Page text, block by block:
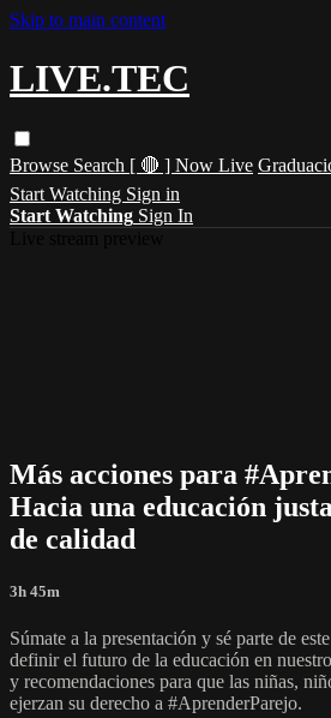
Skip to main content
LIVE.TEC
Browse Search [ 🔴 ] Now Live
Start Watching Sign in
Start Watching Sign In
Más acciones para
Hacia una educación
de calidad
3h 45m
Súmate a la presentación y sé parte de
definir el futuro de la educación en
y recomendaciones para que las niñas,
ejerzan su derecho a #AprenderParejo.